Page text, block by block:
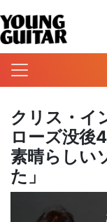
クリス・イ
ローズ没後
素晴らしい
た」